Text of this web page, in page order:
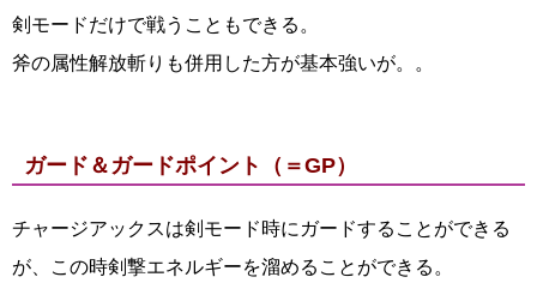
剣モードだけで戦うこともできる。
斧の属性解放斬りも併用した方が基本強いが。。
ガード＆ガードポイント（＝GP）
チャージアックスは剣モード時にガードすることができる
が、この時剣撃エネルギーを溜めることができる。